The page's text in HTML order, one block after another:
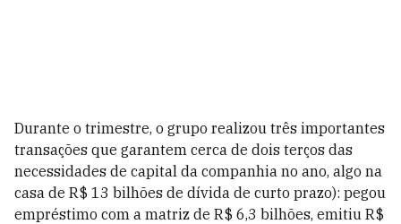
Durante o trimestre, o grupo realizou três importantes
transações que garantem cerca de dois terços das
necessidades de capital da companhia no ano, algo na
casa de R$ 13 bilhões de dívida de curto prazo): pegou
empréstimo com a matriz de R$ 6,3 bilhões, emitiu R$